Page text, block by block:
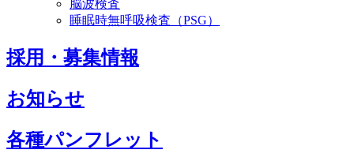
脳波検査
睡眠時無呼吸検査（PSG）
採用・募集情報
お知らせ
各種パンフレット